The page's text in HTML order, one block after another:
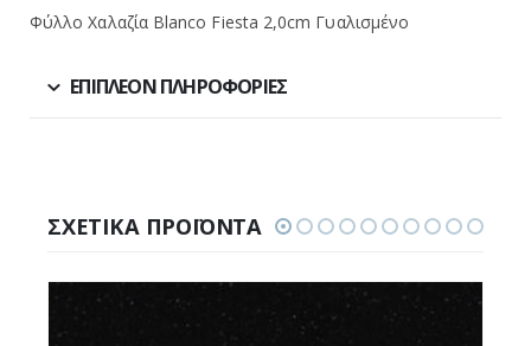
Φύλλο Χαλαζία Blanco Fiesta 2,0cm Γυαλισμένο
ΕΠΙΠΛΈΟΝ ΠΛΗΡΟΦΟΡΊΕΣ
ΣΧΕΤΙΚΆ ΠΡΟΪΌΝΤΑ